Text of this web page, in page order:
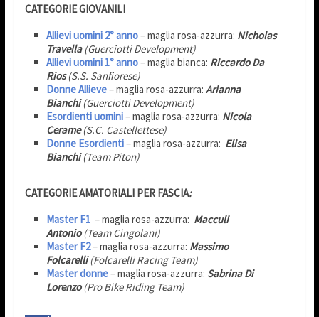
CATEGORIE GIOVANILI
Allievi uomini 2° anno– maglia rosa-azzurra: Nicholas
Travella(Guerciotti Development)
Allievi uomini 1° anno– maglia bianca: Riccardo Da
Rios(S.S. Sanfiorese)
Donne Allieve– maglia rosa-azzurra: Arianna
Bianchi(Guerciotti Development)
Esordienti uomini– maglia rosa-azzurra: Nicola
Cerame (S.C. Castellettese)
Donne Esordienti– maglia rosa-azzurra: Elisa
Bianchi(Team Piton)
CATEGORIE AMATORIALI PER FASCIA:
Master F1– maglia rosa-azzurra: Macculi
Antonio (Team Cingolani)
Master F2– maglia rosa-azzurra: Massimo
Folcarelli(Folcarelli Racing Team)
Master donne– maglia rosa-azzurra: Sabrina Di
Lorenzo(Pro Bike Riding Team)